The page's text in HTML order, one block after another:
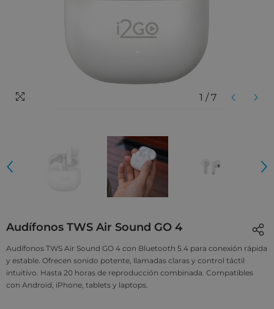
1 / 7
Audífonos TWS Air Sound GO 4
Audífonos TWS Air Sound GO 4 con Bluetooth 5.4 para conexión rápida
y estable. Ofrecen sonido potente, llamadas claras y control táctil
intuitivo. Hasta 20 horas de reproducción combinada. Compatibles
con Android, iPhone, tablets y laptops.